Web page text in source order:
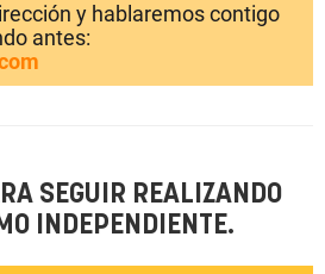
y hablaremos contigo
antes:
SEGUIR REALIZANDO
INDEPENDIENTE.